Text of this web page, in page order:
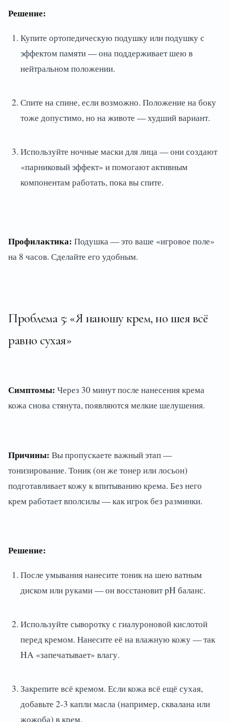
Решение:
Купите ортопедическую подушку или подушку с
эффектом памяти — она поддерживает шею в
нейтральном положении.
Спите на спине, если возможно. Положение на боку
тоже допустимо, но на животе — худший вариант.
Используйте ночные маски для лица — они создают
«парниковый эффект» и помогают активным
компонентам работать, пока вы спите.
Профилактика: Подушка — это ваше «игровое поле»
на 8 часов. Сделайте его удобным.
Проблема 5: «Я наношу крем, но шея всё
равно сухая»
Симптомы: Через 30 минут после нанесения крема
кожа снова стянута, появляются мелкие шелушения.
Причины: Вы пропускаете важный этап —
тонизирование. Тоник (он же тонер или лосьон)
подготавливает кожу к впитыванию крема. Без него
крем работает вполсилы — как игрок без разминки.
Решение:
После умывания нанесите тоник на шею ватным
диском или руками — он восстановит pH баланс.
Используйте сыворотку с гиалуроновой кислотой
перед кремом. Нанесите её на влажную кожу — так
HA «запечатывает» влагу.
Закрепите всё кремом. Если кожа всё ещё сухая,
добавьте 2-3 капли масла (например, сквалана или
жожоба) в крем.